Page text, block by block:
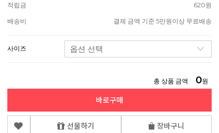
적립금
620원
배송비 결제 금액 기준 5만원이상 무료배송
사이즈
총 상품 금액 0원
바로구매
선물하기 장바구니